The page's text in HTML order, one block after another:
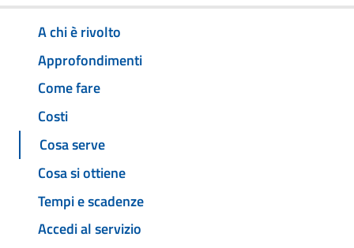
A chi è rivolto
Approfondimenti
Come fare
Costi
Cosa serve
Cosa si ottiene
Tempi e scadenze
Accedi al servizio